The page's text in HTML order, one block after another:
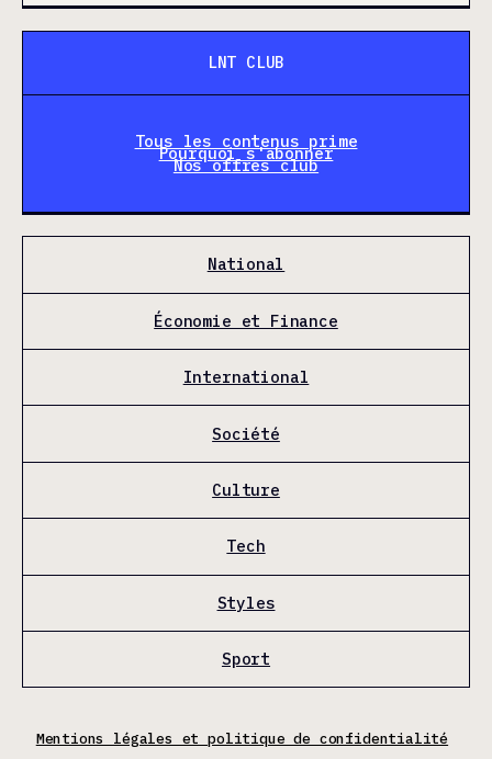
LNT CLUB
Tous les contenus prime
Pourquoi s'abonner
Nos offres club
National
Économie et Finance
International
Société
Culture
Tech
Styles
Sport
Mentions légales et politique de confidentialité